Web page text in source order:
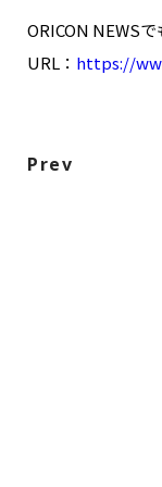
ORICON NEWSで
URL： https://
Prev